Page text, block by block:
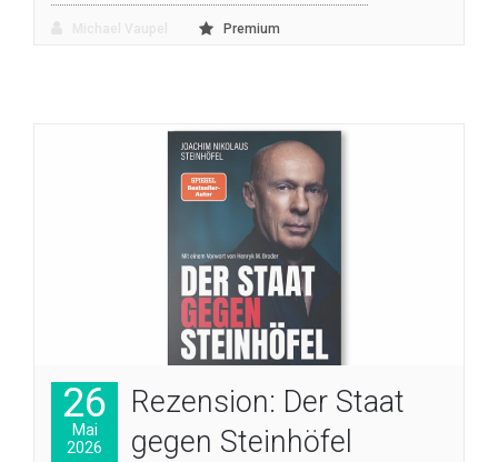
Premium
26
Mai
2026
Rezension: Der Staat
gegen Steinhöfel